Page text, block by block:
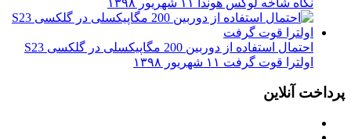
نگاه شاخه لوکس هوندا ۱۱ شهریور ۱۳۹۸
احتمال استفاده از دوربین 200 مگاپیکسلی در گلکسی S23
اولترا قوت گرفت ۱۱ شهریور ۱۳۹۸
پرداخت آنلاین